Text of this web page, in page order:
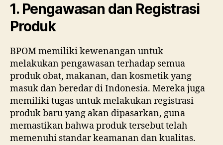
1. Pengawasan dan Registrasi
Produk
BPOM memiliki kewenangan untuk
melakukan pengawasan terhadap semua
produk obat, makanan, dan kosmetik yang
masuk dan beredar di Indonesia. Mereka juga
memiliki tugas untuk melakukan registrasi
produk baru yang akan dipasarkan, guna
memastikan bahwa produk tersebut telah
memenuhi standar keamanan dan kualitas.